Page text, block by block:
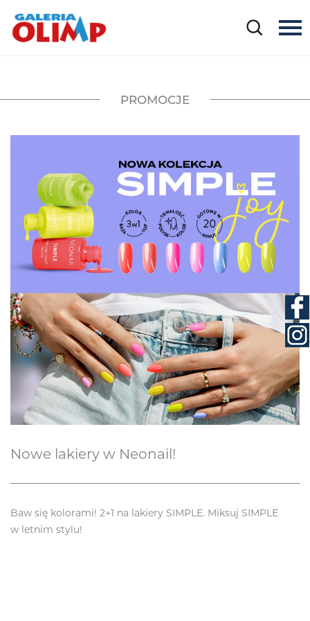
PROMOCJE
Nowe lakiery w Neonail!
Baw się kolorami! 2+1 na lakiery SIMPLE. Miksuj SIMPLE
w letnim stylu!